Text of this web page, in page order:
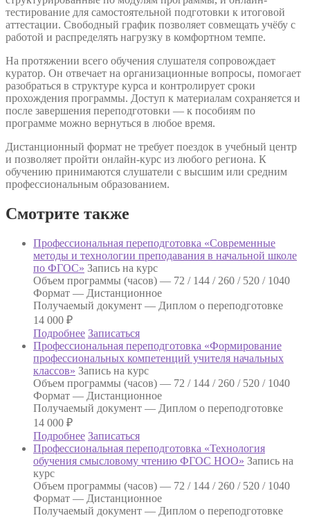
тестирование для самостоятельной подготовки к итоговой
аттестации. Свободный график позволяет совмещать учёбу с
работой и распределять нагрузку в комфортном темпе.
На протяжении всего обучения слушателя сопровождает
куратор. Он отвечает на организационные вопросы, помогает
разобраться в структуре курса и контролирует сроки
прохождения программы. Доступ к материалам сохраняется и
после завершения переподготовки — к пособиям по
программе можно вернуться в любое время.
Дистанционный формат не требует поездок в учебный центр
и позволяет пройти онлайн-курс из любого региона. К
обучению принимаются слушатели с высшим или средним
профессиональным образованием.
Смотрите также
Профессиональная переподготовка «Современные
методы и технологии преподавания в начальной школе
по ФГОС» Запись на курс
Объем программы (часов) — 72 / 144 / 260 / 520 / 1040
Формат — Дистанционное
Получаемый документ — Диплом о переподготовке
14 000 ₽
Подробнее Записаться
Профессиональная переподготовка «Формирование
профессиональных компетенций учителя начальных
классов» Запись на курс
Объем программы (часов) — 72 / 144 / 260 / 520 / 1040
Формат — Дистанционное
Получаемый документ — Диплом о переподготовке
14 000 ₽
Подробнее Записаться
Профессиональная переподготовка «Технология
обучения смысловому чтению ФГОС НОО» Запись на
курс
Объем программы (часов) — 72 / 144 / 260 / 520 / 1040
Формат — Дистанционное
Получаемый документ — Диплом о переподготовке